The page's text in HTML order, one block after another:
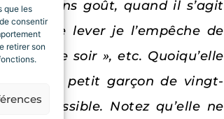
que les
consentir
retirer son
sans goût, quand il s’agit
le lever je l’empêche de
ou ce soir », etc. Quoiqu’elle
un petit garçon de vingt-
pas possible. Notez qu’elle ne